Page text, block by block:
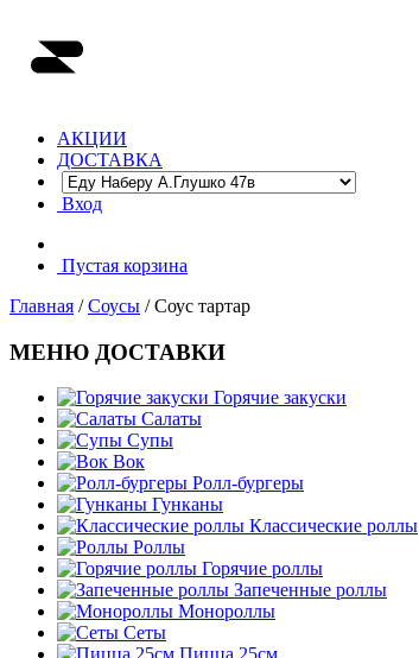
АКЦИИ
ДОСТАВКА
Вход
Пустая корзина
Главная /Соусы / Соус тартар
МЕНЮ ДОСТАВКИ
Горячие закуски
Салаты
Супы
Вок
Ролл-бургеры
Гунканы
Классические роллы
Роллы
Горячие роллы
Запеченные роллы
Монороллы
Сеты